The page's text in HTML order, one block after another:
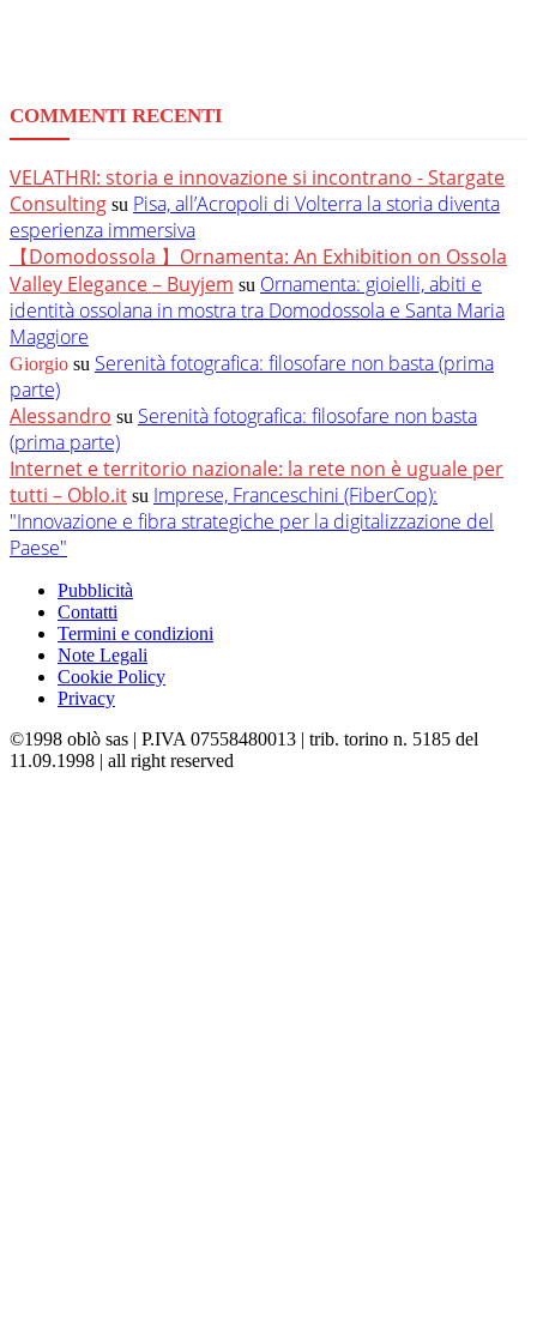
COMMENTI RECENTI
VELATHRI: storia e innovazione si incontrano - Stargate
Consulting su Pisa, all’Acropoli di Volterra la storia diventa
esperienza immersiva
【Domodossola 】Ornamenta: An Exhibition on Ossola
Valley Elegance – Buyjem su Ornamenta: gioielli, abiti e
identità ossolana in mostra tra Domodossola e Santa Maria
Maggiore
Giorgio su Serenità fotografica: filosofare non basta (prima
parte)
Alessandro su Serenità fotografica: filosofare non basta
(prima parte)
Internet e territorio nazionale: la rete non è uguale per
tutti – Oblo.it su Imprese, Franceschini (FiberCop):
"Innovazione e fibra strategiche per la digitalizzazione del
Paese"
Pubblicità
Contatti
Termini e condizioni
Note Legali
Cookie Policy
Privacy
©1998 oblò sas | P.IVA 07558480013 | trib. torino n. 5185 del
11.09.1998 | all right reserved